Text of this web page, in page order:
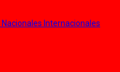
Nacionales Internacionales